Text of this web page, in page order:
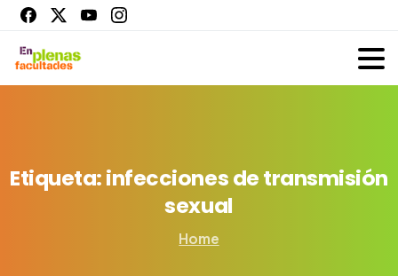
Etiqueta:infeccionesdetransmisión
sexual
Home